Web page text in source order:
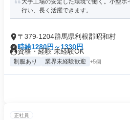
大手工場の安定した環境で働く。小型ボ
行い、長く活躍できます。
〒379-1204群馬県利根郡昭和村
時給1280円～1330円
資格・経験 未経験OK
制服あり 業界未経験歓迎 +5個
正社員